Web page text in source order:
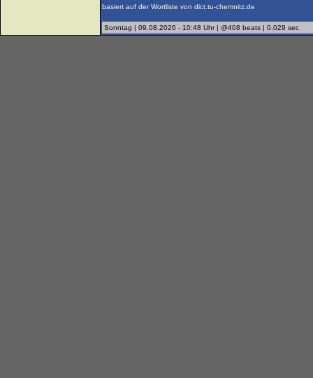
basiert auf der Wortliste von dict.tu-chemnitz.de
Sonntag | 09.08.2026 - 10:48 Uhr | @408 beats | 0.029 sec